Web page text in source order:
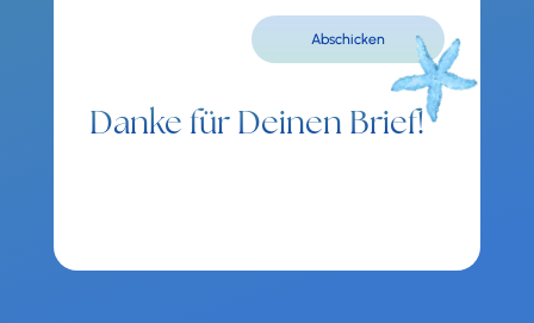
Abschicken
Danke für Deinen Brief!